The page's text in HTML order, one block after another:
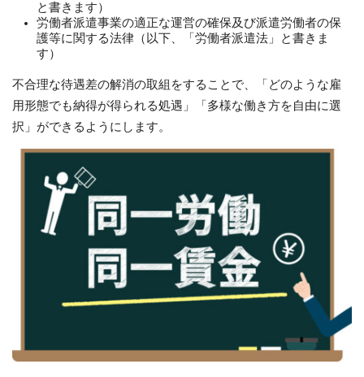
と書きます）
労働者派遣事業の適正な運営の確保及び派遣労働者の保
護等に関する法律（以下、「労働者派遣法」と書きま
す）
不合理な待遇差の解消の取組をすることで、「どのような雇
用形態でも納得が得られる処遇」「多様な働き方を自由に選
択」ができるようにします。